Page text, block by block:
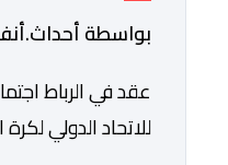
بواسطة
عقد في الرباط
للاتحاد الدولي